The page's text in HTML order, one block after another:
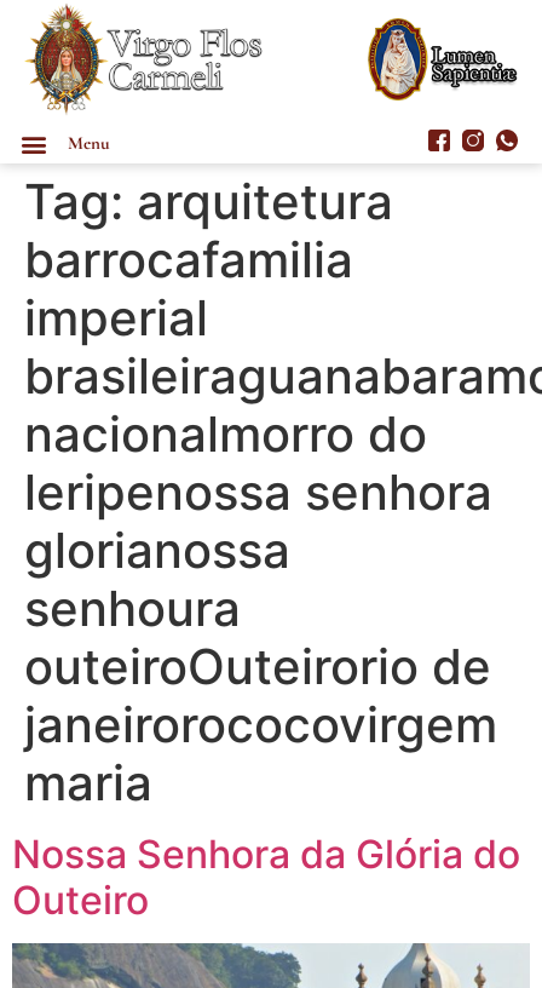
Menu
Tag: arquitetura
barrocafamilia
imperial
nacionalmorro do
leripenossa senhora
glorianossa
senhoura
outeiroOuteirorio de
janeirorococovirgem
maria
Nossa Senhora da Glória do
Outeiro